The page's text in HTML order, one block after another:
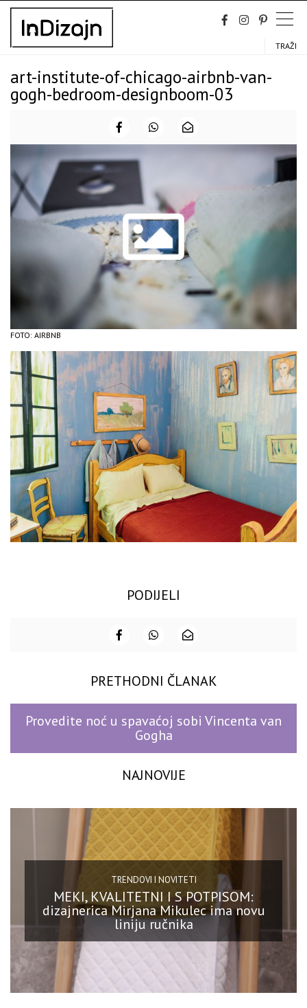
Skip
content
TRAŽI
art-institute-of-chicago-airbnb-van-
gogh-bedroom-designboom-03
FOTO: AIRBNB
PODIJELI
PRETHODNI ČLANAK
Provedite noć u spavaćoj sobi Vincenta van
Gogha
NAJNOVIJE
TRENDOVI I NOVITETI
MEKI, KVALITETNI I S POTPISOM:
dizajnerica Mirjana Mikulec ima novu
liniju ručnika